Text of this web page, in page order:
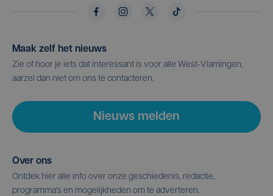
Maak zelf het nieuws
Zie of hoor je iets dat interessant is voor alle West-Vlamingen,
aarzel dan niet om ons te contacteren.
Nieuws melden
Over ons
Ontdek hier alle info over onze geschiedenis, redactie,
programma's en mogelijkheden om te adverteren.